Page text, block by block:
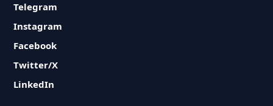
Telegram
Instagram
Facebook
Twitter/X
LinkedIn